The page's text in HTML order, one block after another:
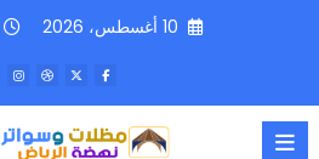
10 أغسطس، 2026